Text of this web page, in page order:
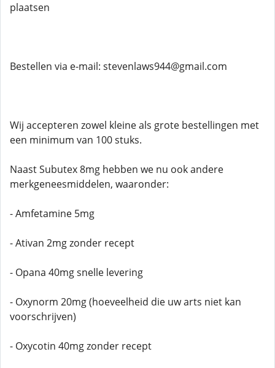
plaatsen
Bestellen via e-mail: stevenlaws944@gmail.com
Wij accepteren zowel kleine als grote bestellingen met
een minimum van 100 stuks.
Naast Subutex 8mg hebben we nu ook andere
merkgeneesmiddelen, waaronder:
- Amfetamine 5mg
- Ativan 2mg zonder recept
- Opana 40mg snelle levering
- Oxynorm 20mg (hoeveelheid die uw arts niet kan
voorschrijven)
- Oxycotin 40mg zonder recept